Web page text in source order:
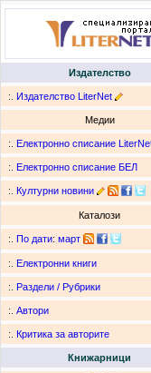
Издателство
:. Издателство LiterNet
Медии
:. Електронно списание
:. Електронно списание БЕЛ
:. Културни новини
Каталози
:. По дати: март
:. Електронни книги
:. Раздели / Рубрики
:. Автори
:. Критика за авторите
Книжарници